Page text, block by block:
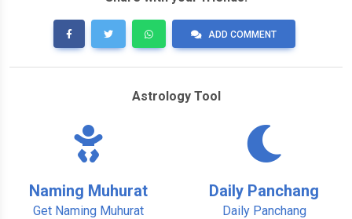
ADD COMMENT
Astrology Tool
Naming Muhurat
Get Naming Muhurat
Daily Panchang
Daily Panchang